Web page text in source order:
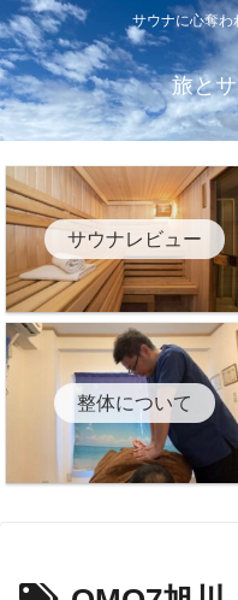
サウナに心奪わ
旅と
サウナレビュー
整体について